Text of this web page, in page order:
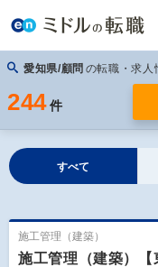
愛知県/顧問 の転職・求人
244件
すべて
施工管理（建築）
施工管理（建築）